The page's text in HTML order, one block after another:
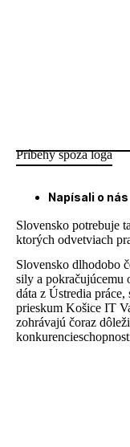
Príbehy spoza loga
Napísali o nás
Slovensko potrebuje
ktorých odvetviach
Slovensko dlhodobo
sily a pokračujúcemu
dáta z Ústredia
prieskum Košice IT
zohrávajú čoraz